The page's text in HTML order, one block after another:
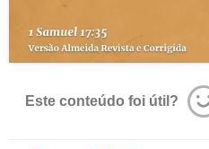
Este conteúdo foi útil?